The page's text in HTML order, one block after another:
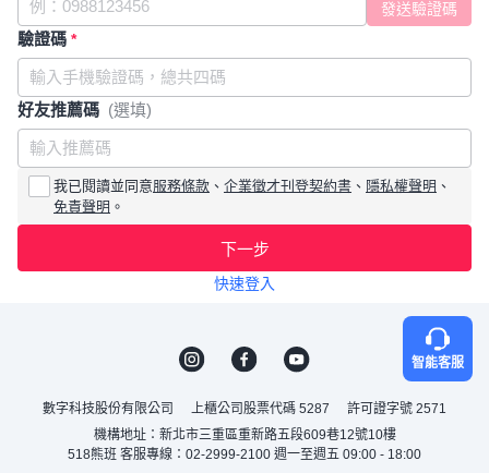
驗證碼 *
好友推薦碼 (選填)
我已閱讀並同意服務條款 、 企業徵才刊登契約書 、 隱私權聲明 、
免責聲明 。
下一步
快速登入
智能客服
數字科技股份有限公司 上櫃公司股票代碼 5287
許可證字號 2571
機構地址：新北市三重區重新路五段609巷12號10樓
518熊班 客服專線：02-2999-2100 週一至週五 09:00 - 18:00